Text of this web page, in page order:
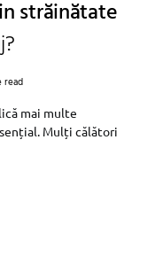
străinătate
read
mai multe
Mulți călători